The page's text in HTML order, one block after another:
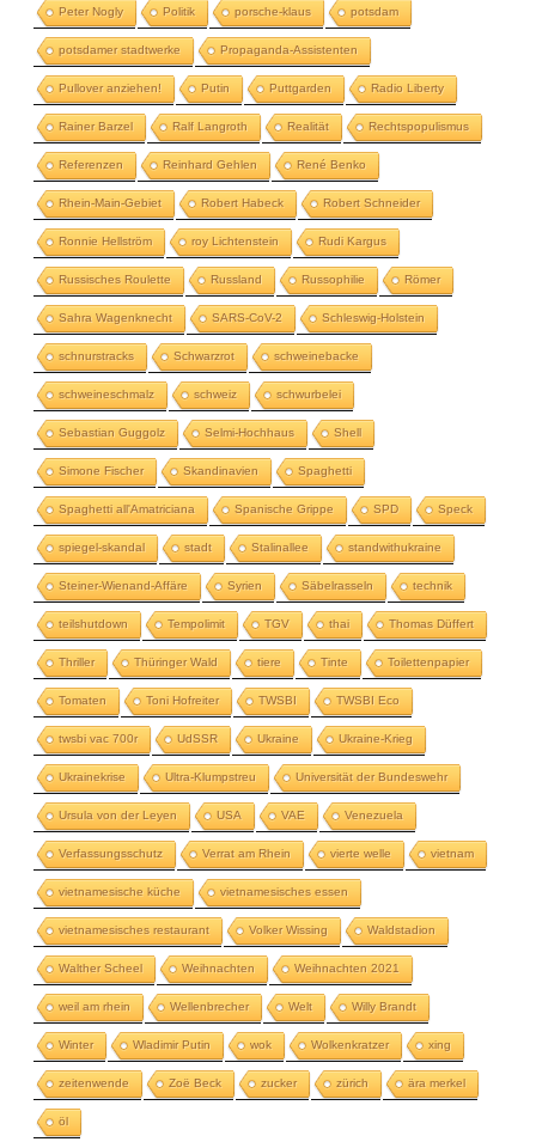
Peter Nogly Politik porsche-klaus potsdam
potsdamer stadtwerke Propaganda-Assistenten
Pullover anziehen! Putin Puttgarden Radio Liberty
Rainer Barzel Ralf Langroth Realität Rechtspopulismus
Referenzen Reinhard Gehlen René Benko
Rhein-Main-Gebiet Robert Habeck Robert Schneider
Ronnie Hellström roy Lichtenstein Rudi Kargus
Russisches Roulette Russland Russophilie Römer
Sahra Wagenknecht SARS-CoV-2 Schleswig-Holstein
schnurstracks Schwarzrot schweinebacke
schweineschmalz schweiz schwurbelei
Sebastian Guggolz Selmi-Hochhaus Shell
Simone Fischer Skandinavien Spaghetti
Spaghetti all'Amatriciana Spanische Grippe SPD Speck
spiegel-skandal stadt Stalinallee standwithukraine
Steiner-Wienand-Affäre Syrien Säbelrasseln technik
teilshutdown Tempolimit TGV thai Thomas Düffert
Thriller Thüringer Wald tiere Tinte Toilettenpapier
Tomaten Toni Hofreiter TWSBI TWSBI Eco
twsbi vac 700r UdSSR Ukraine Ukraine-Krieg
Ukrainekrise Ultra-Klumpstreu Universität der Bundeswehr
Ursula von der Leyen USA VAE Venezuela
Verfassungsschutz Verrat am Rhein vierte welle vietnam
vietnamesische küche vietnamesisches essen
vietnamesisches restaurant Volker Wissing Waldstadion
Walther Scheel Weihnachten Weihnachten 2021
weil am rhein Wellenbrecher Welt Willy Brandt
Winter Wladimir Putin wok Wolkenkratzer xing
zeitenwende Zoë Beck zucker zürich ära merkel
öl